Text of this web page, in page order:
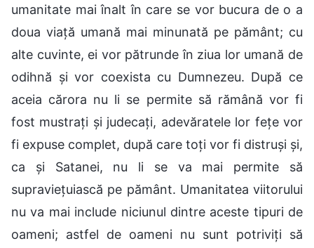
umanitate mai înalt în care se vor bucura de o a
doua viață umană mai minunată pe pământ; cu
alte cuvinte, ei vor pătrunde în ziua lor umană de
odihnă și vor coexista cu Dumnezeu. După ce
aceia cărora nu li se permite să rămână vor fi
fost mustrați și judecați, adevăratele lor fețe vor
fi expuse complet, după care toți vor fi distruși și,
ca și Satanei, nu li se va mai permite să
supraviețuiască pe pământ. Umanitatea viitorului
nu va mai include niciunul dintre aceste tipuri de
oameni; astfel de oameni nu sunt potriviți să